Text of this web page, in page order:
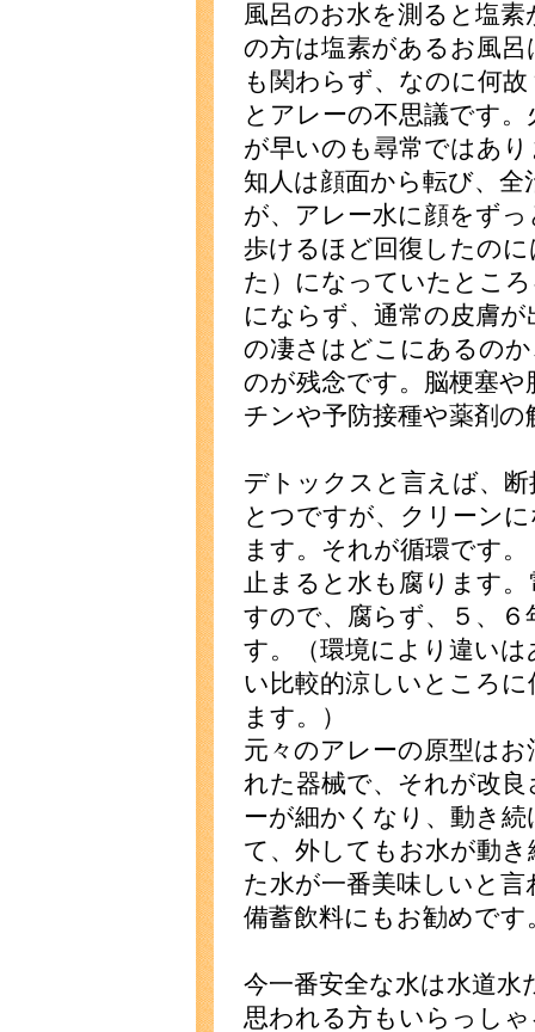
風呂のお水を測ると塩
の方は塩素があるお風
も関わらず、なのに何故
とアレーの不思議です
が早いのも尋常ではあ
知人は顔面から転び、
が、アレー水に顔をず
歩けるほど回復したの
た）になっていたとこ
にならず、通常の皮膚
の凄さはどこにあるの
のが残念です。脳梗塞
チンや予防接種や薬剤
デトックスと言えば、
とつですが、クリーン
ます。それが循環です。
止まると水も腐ります
すので、腐らず、５、
す。（環境により違い
い比較的涼しいところ
ます。）
元々のアレーの原型は
れた器械で、それが改
ーが細かくなり、動き
て、外してもお水が動
た水が一番美味しいと
備蓄飲料にもお勧めです
今一番安全な水は水道
思われる方もいらっし